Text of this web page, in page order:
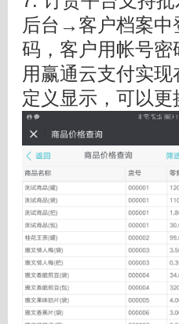
后台→客户档案中
码，客户用帐号
用赢通云支付实
定义显示，可以更